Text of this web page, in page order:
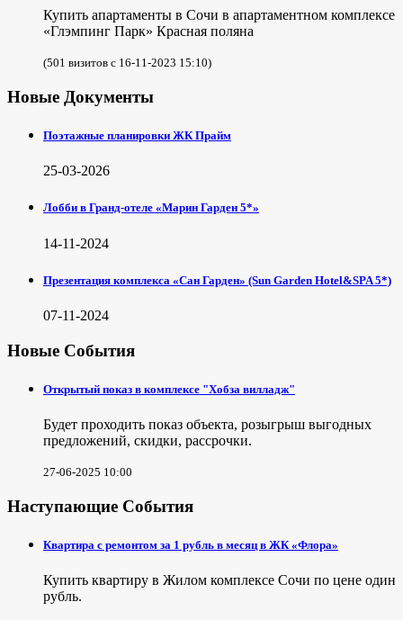
Купить апартаменты в Сочи в апартаментном комплексе
«Глэмпинг Парк» Красная поляна
(501 визитов с 16-11-2023 15:10)
Новые Документы
Поэтажные планировки ЖК Прайм
25-03-2026
Лобби в Гранд-отеле «Марин Гарден 5*»
14-11-2024
Презентация комплекса «Сан Гарден» (Sun Garden Hotel&SPA 5*)
07-11-2024
Новые События
Открытый показ в комплексе "Хобза вилладж"
Будет проходить показ объекта, розыгрыш выгодных
предложений, скидки, рассрочки.
27-06-2025 10:00
Наступающие События
Квартира с ремонтом за 1 рубль в месяц в ЖК «Флора»
Купить квартиру в Жилом комплексе Сочи по цене один
рубль.